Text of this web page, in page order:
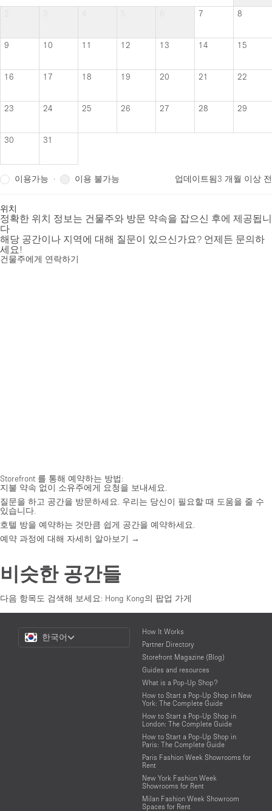
7 8
9 10 11 12 13 14 15
16 17 18 19 20 21 22
23 24 25 26 27 28 29
30 31
이용가능 · 이용 불가능 업데이트됨3 개월 이상 전
위치
정확한 위치 정보는 건물주와 방문 약속을 잡으신 후에 제공됩니
다
해당 공간이나 지역에 대해 질문이 있으신가요? 언제든 문의하
세요!
건물주에게 연락하기
Storefront 를 통해 예약하는 방법:
지불 약속 없이 소유주에게 요청을 보내세요.
질문을 하고 공간을 방문하세요. 우리는 당신이 필요할 때 도움을 줄 수
있습니다.
호텔 방을 예약하는 것만큼 쉽게 공간을 예약하세요.
예약 과정에 대해 자세히 알아보기 →
비슷한 공간들
다음 항목도 검색해 보세요: Hong Kong의 팝업 가게
Choose
Language
한국어
How It Works
Partner Directory
Storefront Magazine (Blog)
Guides and resources
What is a Pop-Up Shop?
How to Start a Pop-Up Shop in New
York: The Complete Guide
How to Start a Pop-Up Shop in
London: The Complete Guide
How to Start a Pop-Up Shop in
Paris: The Complete Guide
Paris Fashion Week Showrooms for
Rent
New York Fashion Week
Showrooms for Rent
Milan Fashion Week Showroom
Spaces for Rent